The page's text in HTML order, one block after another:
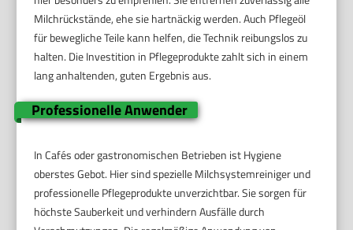
Milchrückstände, ehe sie hartnäckig werden. Auch Pflegeöl
für bewegliche Teile kann helfen, die Technik reibungslos zu
halten. Die Investition in Pflegeprodukte zahlt sich in einem
lang anhaltenden, guten Ergebnis aus.
Professionelle Anwender
In Cafés oder gastronomischen Betrieben ist Hygiene
oberstes Gebot. Hier sind spezielle Milchsystemreiniger und
professionelle Pflegeprodukte unverzichtbar. Sie sorgen für
höchste Sauberkeit und verhindern Ausfälle durch